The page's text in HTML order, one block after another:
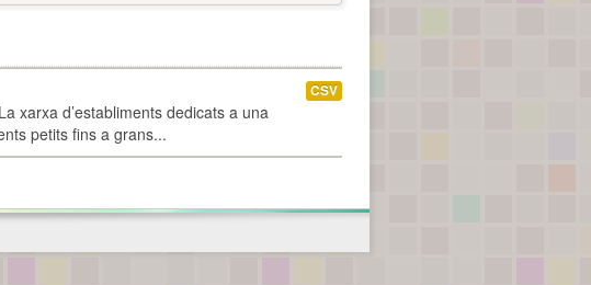
xarxa d’establiments dedicats a una
petits fins a grans...
CSV